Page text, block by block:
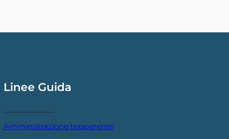
Linee Guida
Amministrazione trasparente